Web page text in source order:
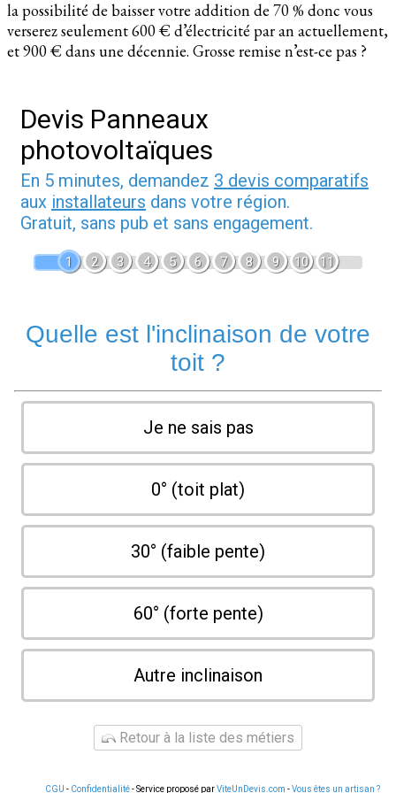
la possibilité de baisser votre addition de 70 % donc vous
verserez seulement 600 € d’électricité par an actuellement,
et 900 € dans une décennie. Grosse remise n’est-ce pas ?
Devis Panneaux
photovoltaïques
En 5 minutes, demandez 3 devis comparatifs
aux installateurs dans votre région.
Gratuit, sans pub et sans engagement.
1 2 3 4 5 6 7 8 9 10 11
Quelle est l'inclinaison de votre
toit ?
Je ne sais pas
0° (toit plat)
30° (faible pente)
60° (forte pente)
Autre inclinaison
Retour à la liste des métiers
CGU - Confidentialité- Service proposé parViteUnDevis.com -Vous êtes un artisan ?